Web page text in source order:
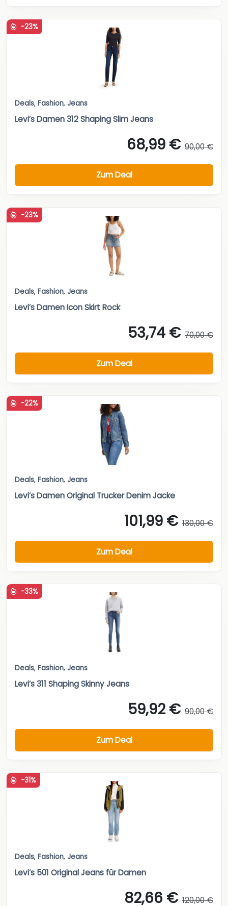
-23%
Deals, Fashion, Jeans
Levi’s Damen 312 Shaping Slim Jeans
68,99 € 90,00 €
Zum Deal
-23%
Deals, Fashion, Jeans
Levi’s Damen Icon Skirt Rock
53,74 € 70,00 €
Zum Deal
-22%
Deals, Fashion, Jeans
Levi’s Damen Original Trucker Denim Jacke
101,99 € 130,00 €
Zum Deal
-33%
Deals, Fashion, Jeans
Levi’s 311 Shaping Skinny Jeans
59,92 € 90,00 €
Zum Deal
-31%
Deals, Fashion, Jeans
Levi’s 501 Original Jeans für Damen
82,66 € 120,00 €